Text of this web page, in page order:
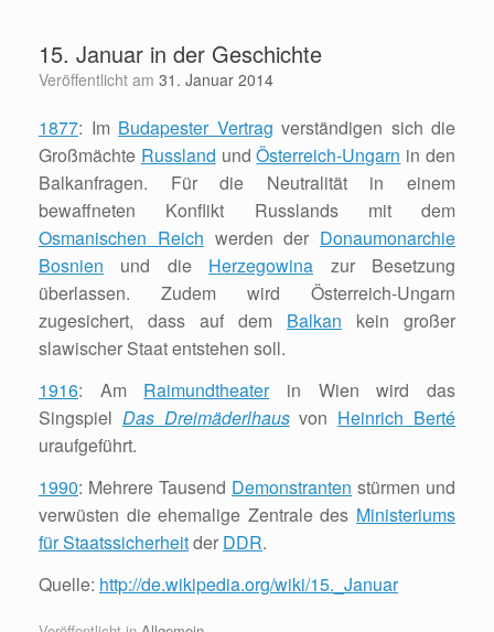
springen15. Januar in der Geschichte
Veröffentlicht am 31. Januar 2014
1877: Im Budapester Vertrag verständigen sich die
Großmächte Russland undÖsterreich-Ungarn in den
Balkanfragen. Für die Neutralität in einem
bewaffneten Konflikt Russlands mit dem
Osmanischen Reich werden der Donaumonarchie
Bosnien und die Herzegowina zur Besetzung
überlassen. Zudem wird Österreich-Ungarn
zugesichert, dass auf dem Balkan kein großer
slawischer Staat entstehen soll.
1916: Am Raimundtheaterin Wien wird das
Singspiel Das Dreimäderlhausvon Heinrich Berté
uraufgeführt.
1990: Mehrere Tausend Demonstranten stürmen und
verwüsten die ehemalige Zentrale des Ministeriums
für Staatssicherheitder DDR.
Quelle: http://de.wikipedia.org/wiki/15._Januar